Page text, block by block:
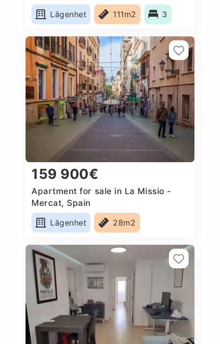
Lägenhet
111m2 3
159 900€
Apartment for sale in La Missio -
Mercat, Spain
Lägenhet
28m2